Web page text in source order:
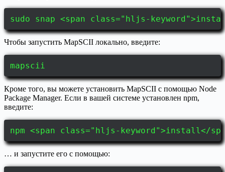
sudo snap <span class="hljs-
Чтобы запустить MapSCII локально, введите:
mapscii
Кроме того, вы можете установить MapSCII с помощью Node
Package Manager. Если в вашей системе установлен npm,
введите:
npm <span class="hljs-keyword">install</
… и запустите его с помощью: